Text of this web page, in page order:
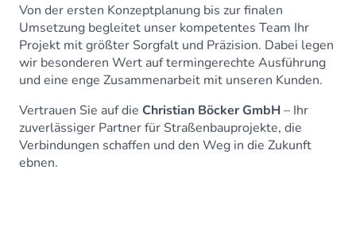
Von der ersten Konzeptplanung bis zur finalen
Umsetzung begleitet unser kompetentes Team Ihr
Projekt mit größter Sorgfalt und Präzision. Dabei legen
wir besonderen Wert auf termingerechte Ausführung
und eine enge Zusammenarbeit mit unseren Kunden.
Vertrauen Sie auf die Christian Böcker GmbH– Ihr
zuverlässiger Partner für Straßenbauprojekte, die
Verbindungen schaffen und den Weg in die Zukunft
ebnen.